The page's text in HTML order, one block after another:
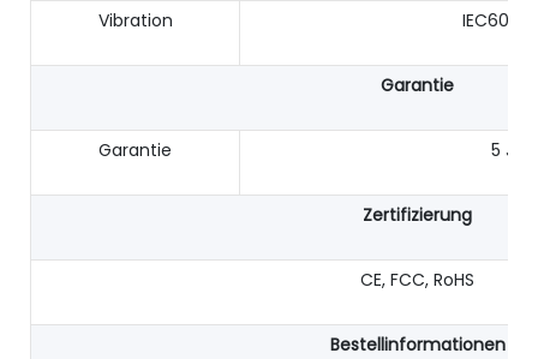
Vibration
Garantie
Garantie 5
Zertifizierung
CE, FCC, RoHS
Bestellinformationen